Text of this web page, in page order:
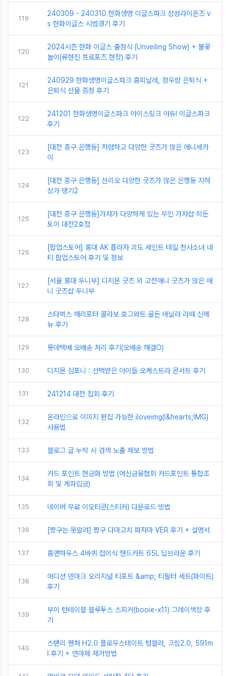
119
240309 - 240310 한화생명 이글스파크 삼성라이온즈 v
s 한화이글스 시범경기 후기
120
2024시즌 한화 이글스 출정식 (Unveiling Show) + 불꽃
놀이(류현진 프로포즈 현장) 후기
121
240929 한화생명이글스파크 홈피날레, 정우람 은퇴식 +
은퇴식 선물 증정 후기
122
241201 한화생명이글스파크 아이스링크 아듀! 이글스파크
후기
123
[대전 중구 은행동] 저렴하고 다양한 굿즈가 많은 애니세카
이
124
[대전 중구 은행동] 산리오 다양한 굿즈가 많은 은행동 지하
상가 댕기2
125
[대전 중구 은행동]가챠가 다양하게 있는 무인 가챠샵 히든
토이 대전2호점
126
[팝업스토어] 홍대 AK 플라자 괴도 세인트 테일 천사소녀 네
티 팝업스토어 후기 및 정보
127
[서울 홍대 두니부] 디지몬 굿즈 외 고전애니 굿즈가 많은 애
니 굿즈샵 두니부
128
스타벅스 해리포터 콜라보 호그와트 골든 바닐라 라떼 신메
뉴 후기
129 롯데택배 오배송 처리 후기(오배송 해결O)
130 디지몬 심포니 : 선택받은 아이들 오케스트라 콘서트 후기
131 241214 대전 집회 후기
132
온라인으로 이미지 편집 가능한 iloveimg(I&hearts;IMG)
사용법
133 블로그 글 누락 시 검색 노출 제보 방법
134
카드 포인트 현금화 방법 (여신금융협회 카드포인트 통합조
회 및 계좌입금)
135 네이버 무료 이모티콘(스티커) 다운로드 방법
136 [짱구는 못말려] 짱구 다마고치 파자마 VER 후기 + 설명서
137 홈앤하우스 4바퀴 접이식 핸드카트 65L 딥브라운 후기
138
에디션 덴마크 오리지널 티포트 &amp; 티필터 세트(화이트)
후기
139
부이 턴테이블 블루투스 스피커(booie-x11) 그레이색상 후
기
140
스탠리 퀜처 H2.0 플로우스테이트 텀블러, 크림2.0, 591m
l 후기 + 연마제 제거방법